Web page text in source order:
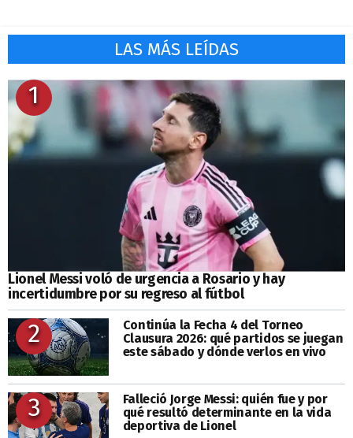
LAS MÁS LEÍDAS
1
Lionel Messi voló de urgencia a Rosario y hay
incertidumbre por su regreso al fútbol
2
Continúa la Fecha 4 del Torneo
Clausura 2026: qué partidos se juegan
este sábado y dónde verlos en vivo
3
Falleció Jorge Messi: quién fue y por
qué resultó determinante en la vida
deportiva de Lionel